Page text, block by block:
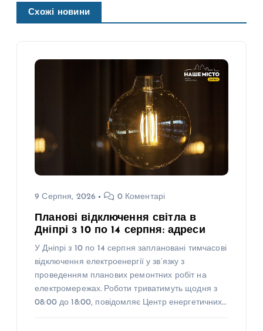
Схожі новини
9 Серпня, 2026 0 Коментарі
Планові відключення світла в
Дніпрі з 10 по 14 серпня: адреси
У Дніпрі з 10 по 14 серпня заплановані тимчасові
відключення електроенергії у зв’язку з
проведенням планових ремонтних робіт на
електромережах. Роботи триватимуть щодня з
08:00 до 18:00, повідомляє Центр енергетичних…